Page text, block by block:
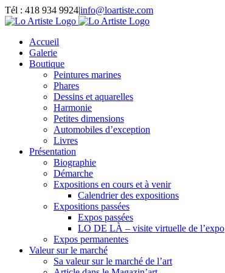
Passer
au
Tél : 418 934 9924|info@loartiste.com
Facebook
Instagram
Email
Pinterest
YouTube
Accueil
Galerie
Boutique
Peintures marines
Phares
Dessins et aquarelles
Harmonie
Petites dimensions
Automobiles d’exception
Livres
Présentation
Biographie
Démarche
Expositions en cours et à venir
Calendrier des expositions
Expositions passées
Expos passées
LO DE LÀ – visite virtuelle de l’expo
Expos permanentes
Valeur sur le marché
Sa valeur sur le marché de l’art